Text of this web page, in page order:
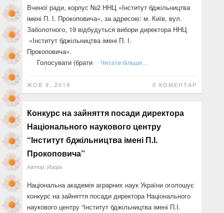
Вченої ради, корпус №2 ННЦ «Інститут бджільництва
імені П. І. Прокоповича», за адресою: м. Київ, вул.
Заболотного, 19 відбудуться вибори директора ННЦ
«Інститут бджільництва імені П. І.
Прокоповича».
Голосувати (брати
Читати більше…
ЖОВ 9, 2019 0 КОМЕНТАР
Конкурс на зайняття посади директора
Національного наукового центру
“Інститут бджільництва імені П.І.
Прокоповича”
Автор: Игорь
Національна академія аграрних наук України оголошує
конкурс на зайняття посади директора Національного
наукового центру “Інститут бджільництва імені П.І.